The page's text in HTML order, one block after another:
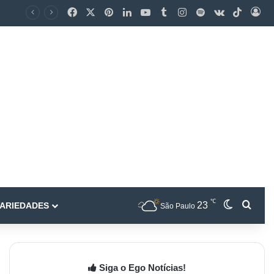
São Paulo 23 ℃
Siga o Ego Notícias!